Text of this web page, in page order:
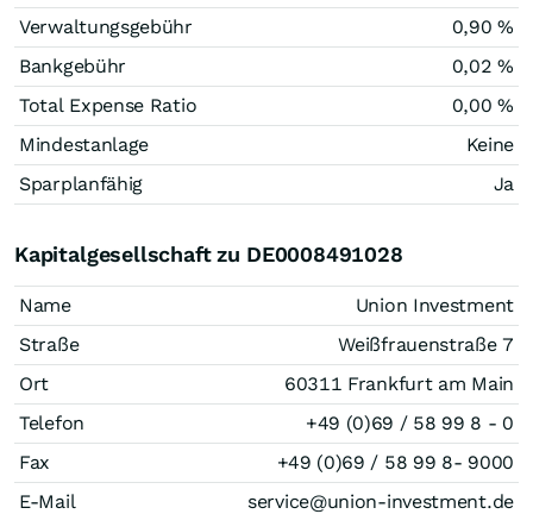
Verwaltungsgebühr
0,90 %
Bankgebühr
0,02 %
Total Expense Ratio
0,00 %
Mindestanlage
Keine
Sparplanfähig
Ja
Kapitalgesellschaft zu DE0008491028
Name
Union Investment
Straße
Weißfrauenstraße 7
Ort
60311 Frankfurt am Main
Telefon
+49 (0)69 / 58 99 8 - 0
Fax
+49 (0)69 / 58 99 8- 9000
E-Mail
service@union-investment.de